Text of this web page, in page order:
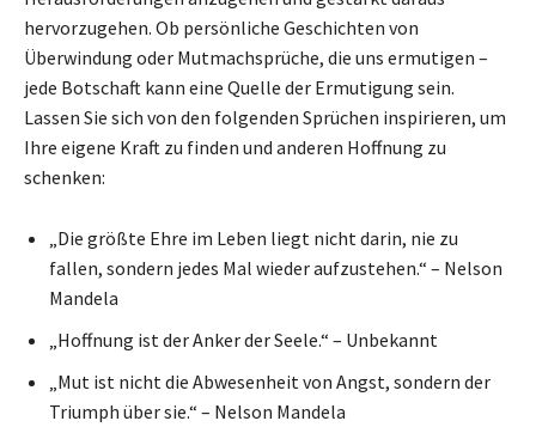
hervorzugehen. Ob persönliche Geschichten von
Überwindung oder Mutmachsprüche, die uns ermutigen –
jede Botschaft kann eine Quelle der Ermutigung sein.
Lassen Sie sich von den folgenden Sprüchen inspirieren, um
Ihre eigene Kraft zu finden und anderen Hoffnung zu
schenken:
„Die größte Ehre im Leben liegt nicht darin, nie zu
fallen, sondern jedes Mal wieder aufzustehen.“ – Nelson
Mandela
„Hoffnung ist der Anker der Seele.“ – Unbekannt
„Mut ist nicht die Abwesenheit von Angst, sondern der
Triumph über sie.“ – Nelson Mandela